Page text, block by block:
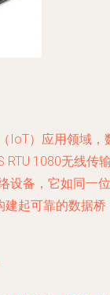
IoT）应用领域，
RTU 1080无线传
设备，它如同一位
建起可靠的数据桥